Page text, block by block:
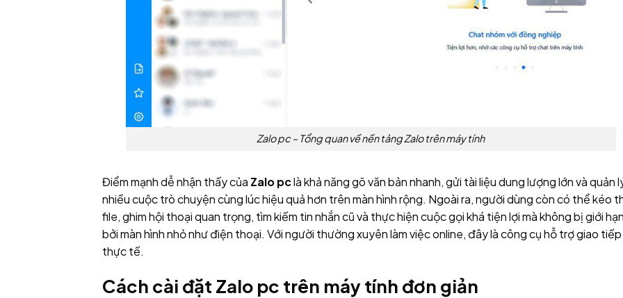
Zalo pc – Tổng quan về nền tảng Zalo trên máy tính
Điểm mạnh dễ nhận thấy của Zalo pclà khả năng gõ văn bản nhanh, gửi tài liệu dung lượng lớn và quản
nhiều cuộc trò chuyện cùng lúc hiệu quả hơn trên màn hình rộng. Ngoài ra, người dùng còn có thể kéo
file, ghim hội thoại quan trọng, tìm kiếm tin nhắn cũ và thực hiện cuộc gọi khá tiện lợi mà không bị giới hạn
bởi màn hình nhỏ như điện thoại. Với người thường xuyên làm việc online, đây là công cụ hỗ trợ giao
thực tế.
Cách cài đặt Zalo pc trên máy tính đơn giản